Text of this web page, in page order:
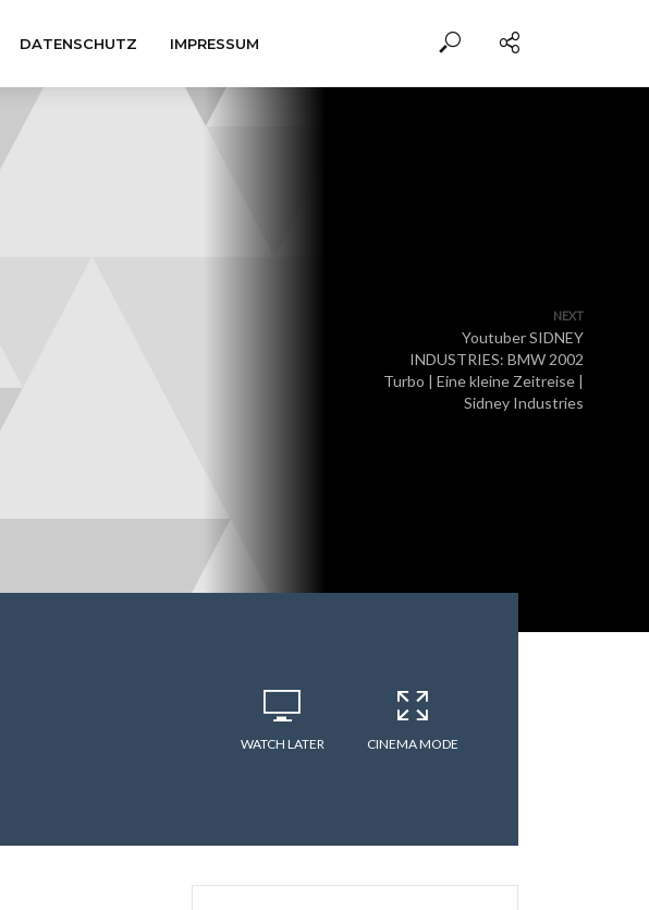
DATENSCHUTZ IMPRESSUM
NEXT
Youtuber SIDNEY
INDUSTRIES: BMW 2002
Turbo | Eine kleine Zeitreise |
Sidney Industries
WATCH LATER CINEMA MODE